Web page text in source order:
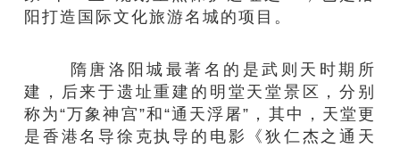
阳打造国际文化旅游名城的项目。
隋唐洛阳城最著名的是武则天时期所
建，后来于遗址重建的明堂天堂景区，分别
称为“万象神宫”和“通天浮屠”，其中，天堂更
是香港名导徐克执导的电影《狄仁杰之通天